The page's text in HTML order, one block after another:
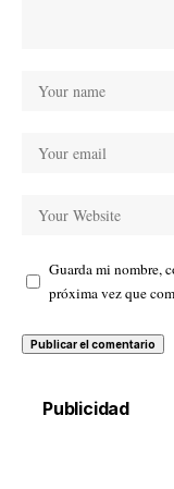
Guarda mi nombre,
próxima vez que
Publicidad